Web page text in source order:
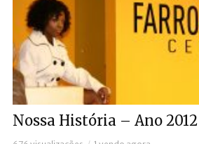
Nossa História – Ano 2012